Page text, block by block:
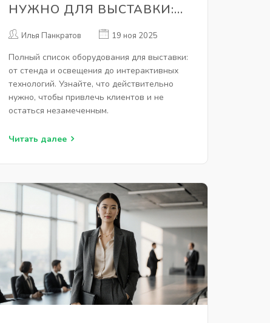
НУЖНО ДЛЯ ВЫСТАВКИ:
ПОЛНЫЙ СПИСОК ДЛЯ
УСПЕШНОГО УЧАСТИЯ
Илья Панкратов 19 ноя 2025
Полный список оборудования для выставки:
от стенда и освещения до интерактивных
технологий. Узнайте, что действительно
нужно, чтобы привлечь клиентов и не
остаться незамеченным.
Читать далее